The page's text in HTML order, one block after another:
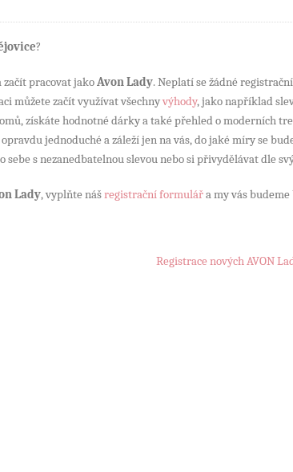
?
začít pracovat jakoAvon Lady. Neplatí se žádné
můžete začít využívat všechnyvýhody, jako například
získáte hodnotné dárky a také přehled o moderních
jednoduché a záleží jen na vás, do jaké míry se
s nezanedbatelnou slevou nebo si přivydělávat dle
Lady, vyplňte nášregistrační formulářa my vás
Registrace nových AVON